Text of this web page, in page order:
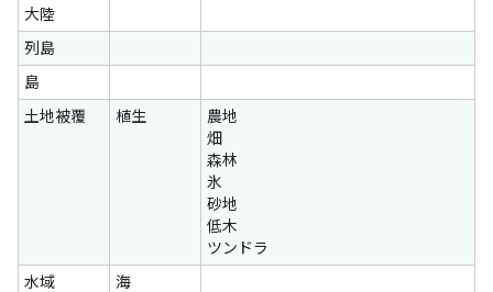
大陸
列島
島
土地被覆
植生
農地
畑
森林
氷
砂地
低木
ツンドラ
水域
海